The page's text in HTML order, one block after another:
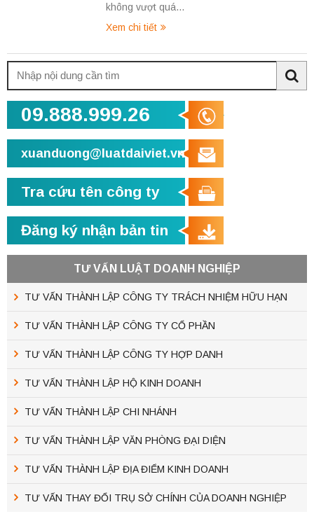
không vượt quá...
Xem chi tiết
kiếm:
09.888.999.26
xuanduong@luatdaiviet.vn
Tra cứu tên công ty
Đăng ký nhận bản tin
TƯ VẤN LUẬT DOANH NGHIỆP
TƯ VẤN THÀNH LẬP CÔNG TY TRÁCH NHIỆM HỮU HẠN
TƯ VẤN THÀNH LẬP CÔNG TY CỔ PHẦN
TƯ VẤN THÀNH LẬP CÔNG TY HỢP DANH
TƯ VẤN THÀNH LẬP HỘ KINH DOANH
TƯ VẤN THÀNH LẬP CHI NHÁNH
TƯ VẤN THÀNH LẬP VĂN PHÒNG ĐẠI DIỆN
TƯ VẤN THÀNH LẬP ĐỊA ĐIỂM KINH DOANH
TƯ VẤN THAY ĐỔI TRỤ SỞ CHÍNH CỦA DOANH NGHIỆP